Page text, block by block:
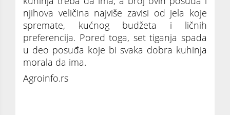
njihova veličina najviše zavisi od jela koje
spremate, kućnog budžeta i ličnih
preferencija. Pored toga, set tiganja spada
u deo posuđa koje bi svaka dobra kuhinja
morala da ima.
Agroinfo.rs